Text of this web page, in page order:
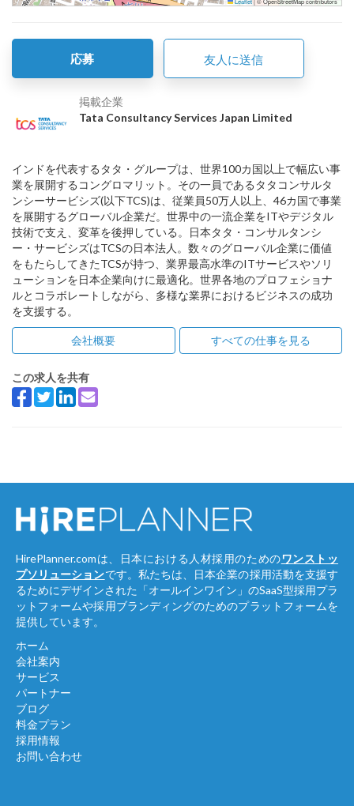
応募 友人に送信
掲載企業
Tata Consultancy Services Japan Limited
インドを代表するタタ・グループは、世界100カ国以上で幅広い事
業を展開するコングロマリット。その一員であるタタコンサルタ
ンシーサービシズ(以下TCS)は、従業員50万人以上、46カ国で事業
を展開するグローバル企業だ。世界中の一流企業をITやデジタル
技術で支え、変革を後押している。日本タタ・コンサルタンシ
ー・サービシズはTCSの日本法人。数々のグローバル企業に価値
をもたらしてきたTCSが持つ、業界最高水準のITサービスやソリ
ューションを日本企業向けに最適化。世界各地のプロフェショナ
ルとコラボレートしながら、多様な業界におけるビジネスの成功
を支援する。
会社概要 すべての仕事を見る
この求人を共有
HirePlanner.comは、日本における人材採用のためのワンストッ
プソリューションです。私たちは、日本企業の採用活動を支援す
るためにデザインされた「オールインワイン」のSaaS型採用プラ
ットフォームや採用ブランディングのためのプラットフォームを
提供しています。
ホーム
会社案内
サービス
パートナー
ブログ
料金プラン
採用情報
お問い合わせ